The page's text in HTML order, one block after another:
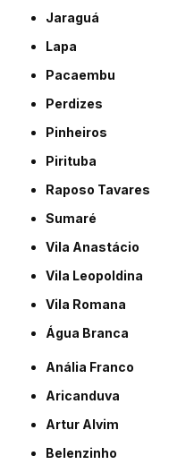
Jaraguá
Lapa
Pacaembu
Perdizes
Pinheiros
Pirituba
Raposo Tavares
Sumaré
Vila Anastácio
Vila Leopoldina
Vila Romana
Água Branca
Anália Franco
Aricanduva
Artur Alvim
Belenzinho